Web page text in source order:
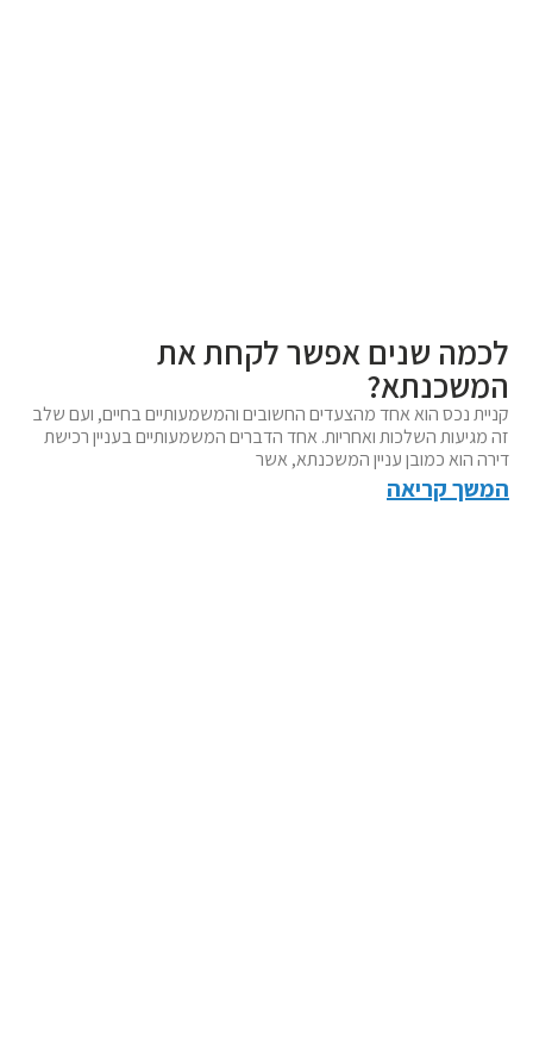
לכמה שנים אפשר לקחת את
המשכנתא?
קניית נכס הוא אחד מהצעדים החשובים והמשמעותיים בחיים, ועם שלב
זה מגיעות השלכות ואחריות. אחד הדברים המשמעותיים בעניין רכישת
דירה הוא כמובן עניין המשכנתא, אשר
המשך קריאה